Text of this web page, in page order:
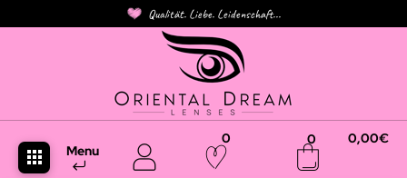
Qualität. Liebe. Leidenschaft...
Menu
0 0 0,00€